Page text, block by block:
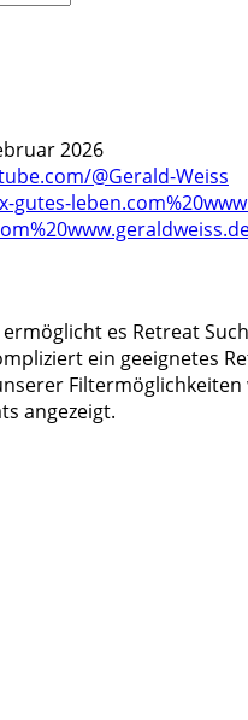
2026
@Gerald-Weiss
gutes-
es Retreat
ein geeignetes
angezeigt.